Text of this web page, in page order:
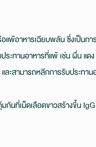
พ้อาหารเฉียบพลัน ซึ่งเป็นก
ะทานอาหารที่แพ้ เช่น ผื่น แ
ะสามารถหลีกการรับประทา
ที่เม็ดเลือดขาวสร้างขึ้น